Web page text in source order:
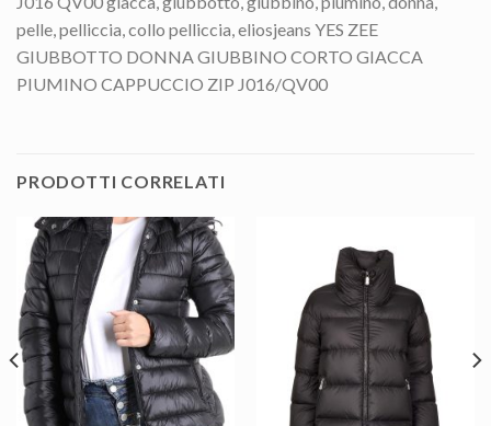
pelle, pelliccia, collo pelliccia, eliosjeans YES ZEE
GIUBBOTTO DONNA GIUBBINO CORTO GIACCA
PIUMINO CAPPUCCIO ZIP J016/QV00
PRODOTTI CORRELATI